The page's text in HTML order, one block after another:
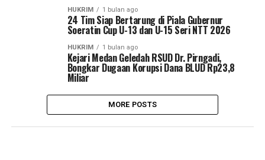
HUKRIM 1 bulan ago
24 Tim Siap Bertarung di Piala Gubernur
Soeratin Cup U-13 dan U-15 Seri NTT 2026
HUKRIM 1 bulan ago
Kejari Medan Geledah RSUD Dr. Pirngadi,
Bongkar Dugaan Korupsi Dana BLUD Rp23,8
Miliar
MORE POSTS